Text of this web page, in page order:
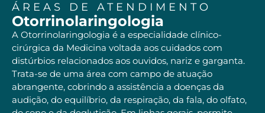
ÁREAS DE ATENDIMENTO
Otorrinolaringologia
A Otorrinolaringologia é a especialidade clínico-
cirúrgica da Medicina voltada aos cuidados com
distúrbios relacionados aos ouvidos, nariz e garganta.
Trata-se de uma área com campo de atuação
abrangente, cobrindo a assistência a doenças da
audição, do equilíbrio, da respiração, da fala, do olfato,